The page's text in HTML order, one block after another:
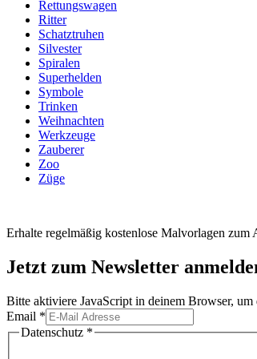
Rettungswagen
Ritter
Schatztruhen
Silvester
Spiralen
Superhelden
Symbole
Trinken
Weihnachten
Werkzeuge
Zauberer
Zoo
Züge
Erhalte regelmäßig kostenlose Malvorlagen zum
Jetzt zum Newsletter
Bitte aktiviere JavaScript in deinem Browser, um
Email *
EmailDatenschutz *